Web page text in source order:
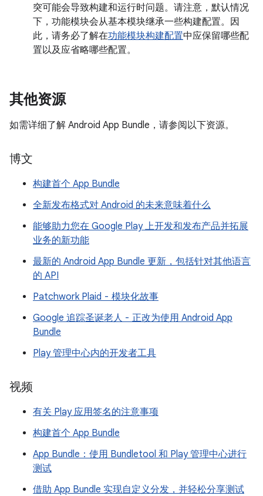
突可能会导致构建和运行时问题。请注意，默认情况
下，功能模块会从基本模块继承一些构建配置。因
此，请务必了解在功能模块构建配置中应保留哪些配
置以及应省略哪些配置。
其他资源
如需详细了解 Android App Bundle，请参阅以下资源。
博文
构建首个 App Bundle
全新发布格式对 Android 的未来意味着什么
能够助力您在 Google Play 上开发和发布产品并拓展
业务的新功能
最新的 Android App Bundle 更新，包括针对其他语言
的 API
Patchwork Plaid - 模块化故事
Google 追踪圣诞老人 - 正改为使用 Android App
Bundle
Play 管理中心内的开发者工具
视频
有关 Play 应用签名的注意事项
构建首个 App Bundle
App Bundle：使用 Bundletool 和 Play 管理中心进行
测试
借助 App Bundle 实现自定义分发，并轻松分享测试